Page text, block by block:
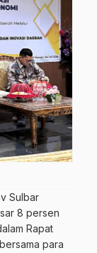
Sulbar
8 persen
Rapat
para